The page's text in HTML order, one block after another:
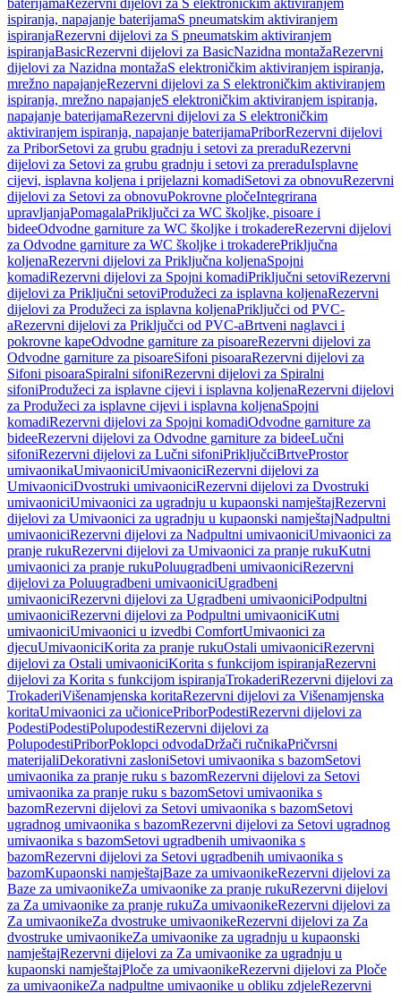
baterijamaRezervni dijelovi za S elektroničkim aktiviranjem
ispiranja, napajanje baterijamaS pneumatskim aktiviranjem
ispiranjaRezervni dijelovi za S pneumatskim aktiviranjem
ispiranjaBasicRezervni dijelovi za BasicNazidna montažaRezervni
dijelovi za Nazidna montažaS elektroničkim aktiviranjem ispiranja,
mrežno napajanjeRezervni dijelovi za S elektroničkim aktiviranjem
ispiranja, mrežno napajanjeS elektroničkim aktiviranjem ispiranja,
napajanje baterijamaRezervni dijelovi za S elektroničkim
aktiviranjem ispiranja, napajanje baterijamaPriborRezervni dijelovi
za PriborSetovi za grubu gradnju i setovi za preraduRezervni
dijelovi za Setovi za grubu gradnju i setovi za preraduIsplavne
cijevi, isplavna koljena i prijelazni komadiSetovi za obnovuRezervni
dijelovi za Setovi za obnovuPokrovne pločeIntegrirana
upravljanjaPomagalaPriključci za WC školjke, pisoare i
bideeOdvodne garniture za WC školjke i trokadereRezervni dijelovi
za Odvodne garniture za WC školjke i trokaderePriključna
koljenaRezervni dijelovi za Priključna koljenaSpojni
komadiRezervni dijelovi za Spojni komadiPriključni setoviRezervni
dijelovi za Priključni setoviProdužeci za isplavna koljenaRezervni
dijelovi za Produžeci za isplavna koljenaPriključci od PVC-
aRezervni dijelovi za Priključci od PVC-aBrtveni naglavci i
pokrovne kapeOdvodne garniture za pisoareRezervni dijelovi za
Odvodne garniture za pisoareSifoni pisoaraRezervni dijelovi za
Sifoni pisoaraSpiralni sifoniRezervni dijelovi za Spiralni
sifoniProdužeci za isplavne cijevi i isplavna koljenaRezervni dijelovi
za Produžeci za isplavne cijevi i isplavna koljenaSpojni
komadiRezervni dijelovi za Spojni komadiOdvodne garniture za
bideeRezervni dijelovi za Odvodne garniture za bideeLučni
sifoniRezervni dijelovi za Lučni sifoniPriključciBrtveProstor
umivaonikaUmivaoniciUmivaoniciRezervni dijelovi za
UmivaoniciDvostruki umivaoniciRezervni dijelovi za Dvostruki
umivaoniciUmivaonici za ugradnju u kupaonski namještajRezervni
dijelovi za Umivaonici za ugradnju u kupaonski namještajNadpultni
umivaoniciRezervni dijelovi za Nadpultni umivaoniciUmivaonici za
pranje rukuRezervni dijelovi za Umivaonici za pranje rukuKutni
umivaonici za pranje rukuPoluugradbeni umivaoniciRezervni
dijelovi za Poluugradbeni umivaoniciUgradbeni
umivaoniciRezervni dijelovi za Ugradbeni umivaoniciPodpultni
umivaoniciRezervni dijelovi za Podpultni umivaoniciKutni
umivaoniciUmivaonici u izvedbi ComfortUmivaonici za
djecuUmivaoniciKorita za pranje rukuOstali umivaoniciRezervni
dijelovi za Ostali umivaoniciKorita s funkcijom ispiranjaRezervni
dijelovi za Korita s funkcijom ispiranjaTrokaderiRezervni dijelovi za
TrokaderiVišenamjenska koritaRezervni dijelovi za Višenamjenska
koritaUmivaonici za učionicePriborPodestiRezervni dijelovi za
PodestiPodestiPolupodestiRezervni dijelovi za
PolupodestiPriborPoklopci odvodaDržači ručnikaPričvrsni
materijaliDekorativni zasloniSetovi umivaonika s bazomSetovi
umivaonika za pranje ruku s bazomRezervni dijelovi za Setovi
umivaonika za pranje ruku s bazomSetovi umivaonika s
bazomRezervni dijelovi za Setovi umivaonika s bazomSetovi
ugradnog umivaonika s bazomRezervni dijelovi za Setovi ugradnog
umivaonika s bazomSetovi ugradbenih umivaonika s
bazomRezervni dijelovi za Setovi ugradbenih umivaonika s
bazomKupaonski namještajBaze za umivaonikeRezervni dijelovi za
Baze za umivaonikeZa umivaonike za pranje rukuRezervni dijelovi
za Za umivaonike za pranje rukuZa umivaonikeRezervni dijelovi za
Za umivaonikeZa dvostruke umivaonikeRezervni dijelovi za Za
dvostruke umivaonikeZa umivaonike za ugradnju u kupaonski
namještajRezervni dijelovi za Za umivaonike za ugradnju u
kupaonski namještajPloče za umivaonikeRezervni dijelovi za Ploče
za umivaonikeZa nadpultne umivaonike u obliku zdjeleRezervni